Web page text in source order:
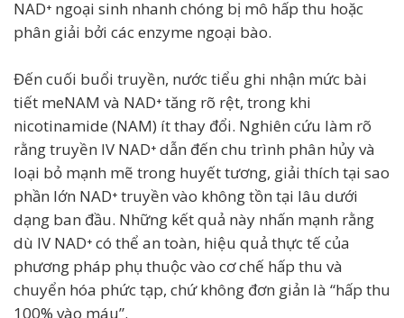
NAD⁺ ngoại sinh nhanh chóng bị mô hấp thu hoặc
phân giải bởi các enzyme ngoại bào.
Đến cuối buổi truyền, nước tiểu ghi nhận mức bài
tiết meNAM và NAD⁺ tăng rõ rệt, trong khi
nicotinamide (NAM) ít thay đổi. Nghiên cứu làm rõ
rằng truyền IV NAD⁺ dẫn đến chu trình phân hủy và
loại bỏ mạnh mẽ trong huyết tương, giải thích tại sao
phần lớn NAD⁺ truyền vào không tồn tại lâu dưới
dạng ban đầu. Những kết quả này nhấn mạnh rằng
dù IV NAD⁺ có thể an toàn, hiệu quả thực tế của
phương pháp phụ thuộc vào cơ chế hấp thu và
chuyển hóa phức tạp, chứ không đơn giản là “hấp thu
100% vào máu”.